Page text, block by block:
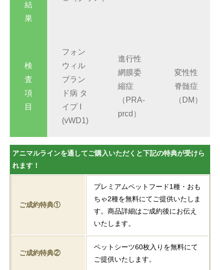
結
果
検
査
項
目
フォン
ウィル
ブラン
ド病 タ
イプ I
(vWD1)
進行性
網膜委
縮症
（PRA-
prcd）
変性性
脊髄症
（DM）
アニマルラインを通してご購入いただくと下記の特典が受けら
れます！
ご成約特典①
プレミアムペットフード1種・おも
ちゃ2種を無料にてご提供いたしま
す。商品詳細はご成約後にお伝え
いたします。
ご成約特典②
ペットシーツ60枚入りを無料にて
ご提供いたします。